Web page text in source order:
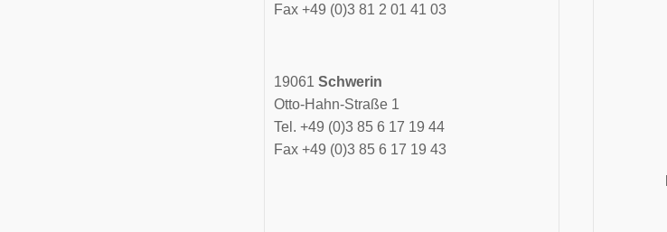
Fax +49 (0)3 81 2 01 41 03
19061 Schwerin
Otto-Hahn-Straße 1
Tel. +49 (0)3 85 6 17 19 44
Fax +49 (0)3 85 6 17 19 43